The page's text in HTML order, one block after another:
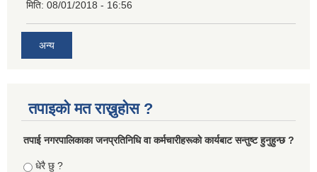
मिति: 08/01/2018 - 16:56
अन्य
तपाइको मत राख्नुहोस ?
तपा‌ई नगरपालिकाका जनप्रतिनिधि वा कर्मचारीहरूकाे कार्यबाट सन्तुष्ट हुनुहुन्छ ?
Choices
धेरै छु ?